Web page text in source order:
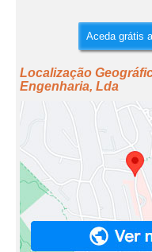
Aceda grátis
Localização
Engenharia, Lda